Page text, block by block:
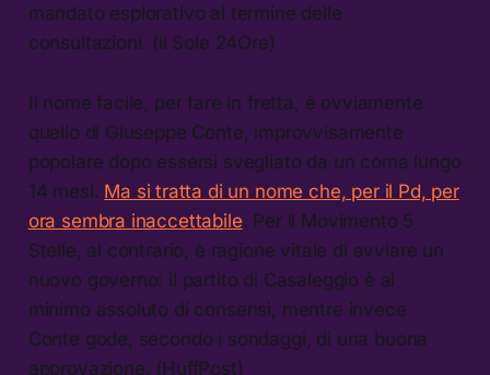
mandato esplorativo al termine delle
consultazioni. (il Sole 24Ore)
Il nome facile, per fare in fretta, è ovviamente
quello di Giuseppe Conte, improvvisamente
popolare dopo essersi svegliato da un coma lungo
14 mesi. Ma si tratta di un nome che, per il Pd, per
ora sembra inaccettabile. Per il Movimento 5
Stelle, al contrario, è ragione vitale di avviare un
nuovo governo: il partito di Casaleggio è al
minimo assoluto di consensi, mentre invece
Conte gode, secondo i sondaggi, di una buona
approvazione. (HuffPost)